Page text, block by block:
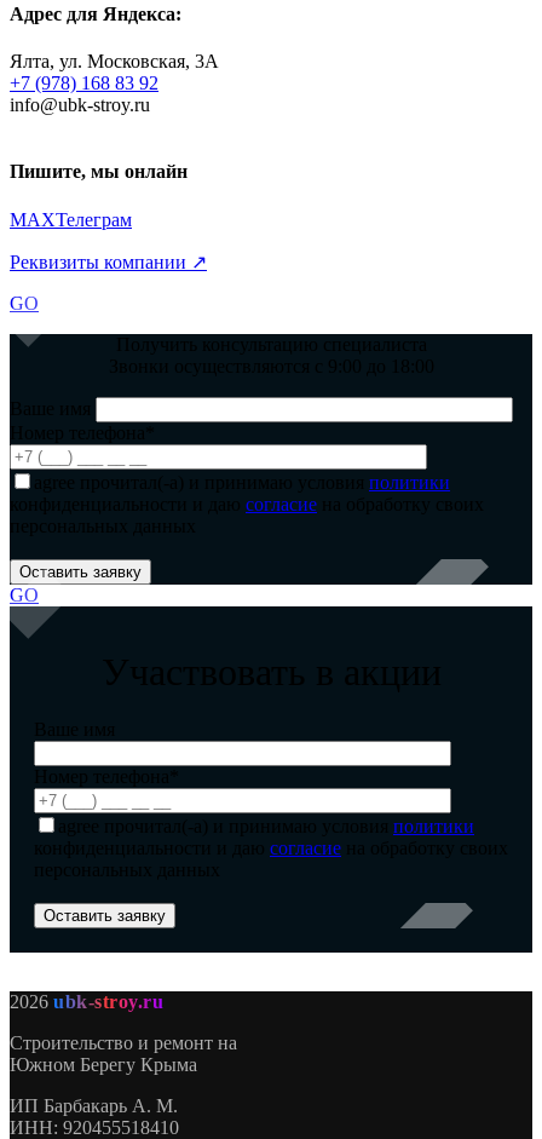
Адрес для Яндекса:
Ялта, ул. Московская, 3А
+7 (978) 168 83 92
info@ubk-stroy.ru
Пишите, мы онлайн
MAXТелеграм
Реквизиты компании ↗
GO
Получить консультацию специалиста
Звонки осуществляются с 9:00 до 18:00
Ваше имя
Номер телефона*
agree прочитал(-а) и принимаю условия политики
конфиденциальности и даю согласие на обработку своих
персональных данных
GO
Участвовать в акции
Ваше имя
Номер телефона*
agree прочитал(-а) и принимаю условия политики
конфиденциальности и даю согласие на обработку своих
персональных данных
2026 ubk-stroy.ru
Строительство и ремонт на
Южном Берегу Крыма
ИП Барбакарь А. М.
ИНН: 920455518410